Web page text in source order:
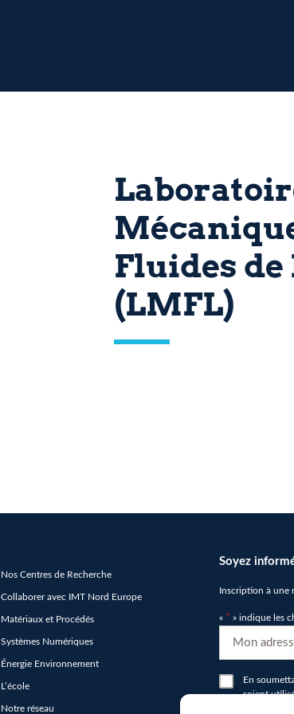
Fluides
(LMFL)
Nos Centres de Recherche
Collaborer avec IMT Nord Europe
Matériaux et Procédés
Systèmes Numériques
Énergie Environnement
L’école
Notre réseau
Soyez
Inscription à une
« * » indique les
*
RGPD
En
soient